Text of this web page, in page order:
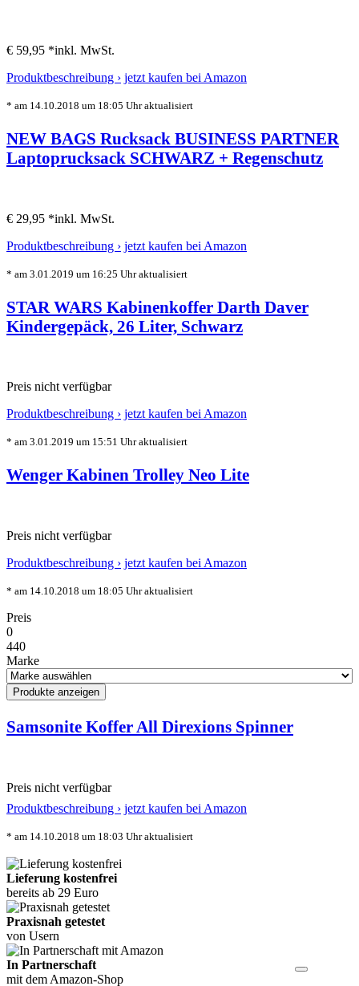
€ 59,95 *inkl. MwSt.
Produktbeschreibung › jetzt kaufen bei Amazon
* am 14.10.2018 um 18:05 Uhr aktualisiert
NEW BAGS Rucksack BUSINESS PARTNER
Laptoprucksack SCHWARZ + Regenschutz
€ 29,95 *inkl. MwSt.
Produktbeschreibung › jetzt kaufen bei Amazon
* am 3.01.2019 um 16:25 Uhr aktualisiert
STAR WARS Kabinenkoffer Darth Daver
Kindergepäck, 26 Liter, Schwarz
Preis nicht verfügbar
Produktbeschreibung › jetzt kaufen bei Amazon
* am 3.01.2019 um 15:51 Uhr aktualisiert
Wenger Kabinen Trolley Neo Lite
Preis nicht verfügbar
Produktbeschreibung › jetzt kaufen bei Amazon
* am 14.10.2018 um 18:05 Uhr aktualisiert
Preis
0
440
Marke
Samsonite Koffer All Direxions Spinner
Preis nicht verfügbar
Produktbeschreibung › jetzt kaufen bei Amazon
* am 14.10.2018 um 18:03 Uhr aktualisiert
Lieferung kostenfrei
bereits ab 29 Euro
Praxisnah getestet
von Usern
In Partnerschaft
mit dem Amazon-Shop